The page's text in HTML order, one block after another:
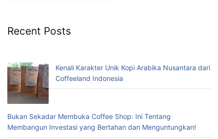
Recent Posts
Kenali Karakter Unik Kopi Arabika Nusantara dari
Coffeeland Indonesia
Bukan Sekadar Membuka Coffee Shop: Ini Tentang
Membangun Investasi yang Bertahan dan Menguntungkan!